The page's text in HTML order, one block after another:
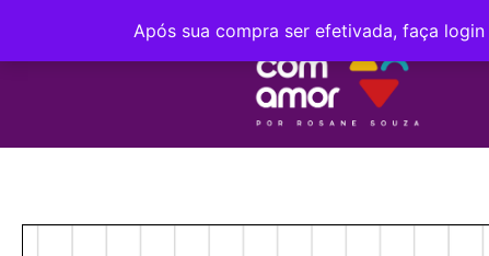
Após sua compra ser efetivada, faça